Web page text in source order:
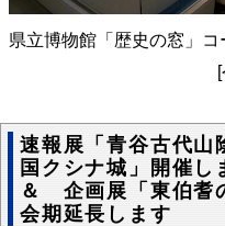
県立博物館「歴史の窓」
速報展「青谷古代山
国クシナ城」開催
＆ 企画展「東伯耆
会期延長します